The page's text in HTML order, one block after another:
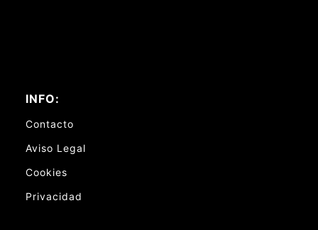
INFO:
Contacto
Aviso Legal
Cookies
Privacidad